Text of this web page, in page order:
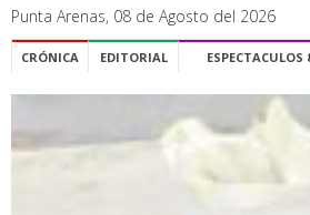
Punta Arenas, 08 de Agosto del 2026
CRÓNICA EDITORIAL